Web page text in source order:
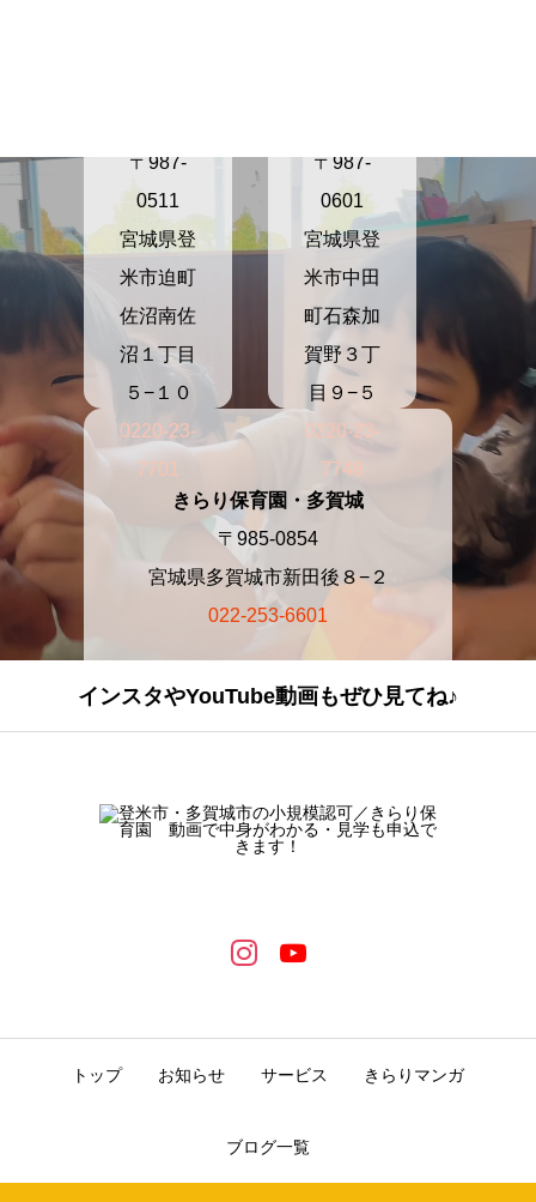
〒987-
0511
宮城県登
米市迫町
佐沼南佐
沼１丁目
５−１０
0220-23-
7701
〒987-
0601
宮城県登
米市中田
町石森加
賀野３丁
目９−５
0220-23-
7748
きらり保育園・多賀城
〒985-0854
宮城県多賀城市新田後８−２
022-253-6601
インスタやYouTube動画もぜひ見てね♪
トップ お知らせ サービス きらりマンガ
ブログ一覧